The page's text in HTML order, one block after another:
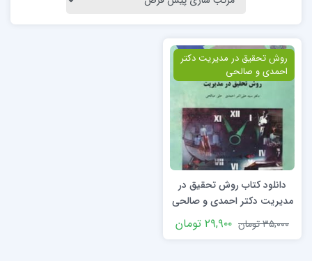
ویژه
روش تحقیق در مدیریت دکتر
احمدی و صالحی
دانلود کتاب روش تحقیق در
مدیریت دکتر احمدی و صالحی
+ تست
۳۵,۰۰۰تومان ۲۹,۹۰۰ تومان